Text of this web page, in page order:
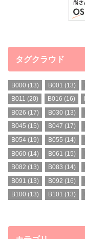
タグクラウド
B000 (13) B001 (13)
B011 (20) B016 (16)
B026 (17) B030 (13)
B045 (15) B047 (17)
B054 (19) B055 (14)
B060 (14) B061 (15)
B082 (13) B083 (14)
B091 (13) B092 (16)
B100 (13) B101 (13)